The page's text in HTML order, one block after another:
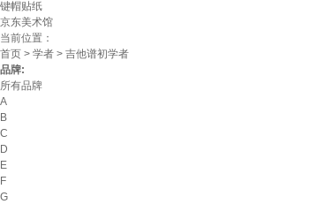
键帽贴纸
京东美术馆
当前位置：
首页 > 学者 > 吉他谱初学者
品牌:
所有品牌
A
B
C
D
E
F
G